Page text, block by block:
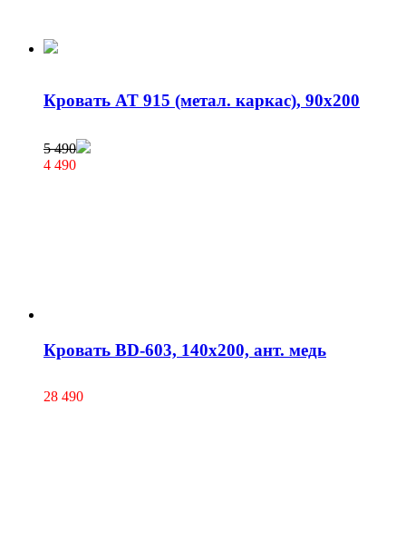
Кровать AT 915 (метал. каркас), 90х200
5 490
4 490
Кровать BD-603, 140х200, ант. медь
28 490